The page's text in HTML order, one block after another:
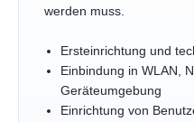
werden muss.
Ersteinrichtung und
Einbindung in WLAN,
Geräteumgebung
Einrichtung von